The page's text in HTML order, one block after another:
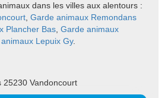
dans les villes aux alentours :
Garde animaux Remondans
Plancher Bas Garde animaux
Lepuix Gy.
25230 Vandoncourt